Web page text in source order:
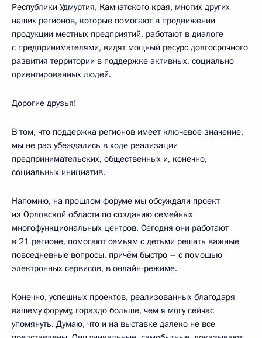
Республики Удмуртия, Камчатского края, многих других
наших регионов, которые помогают в продвижении
продукции местных предприятий, работают в диалоге
с предпринимателями, видят мощный ресурс долгосрочного
развития территории в поддержке активных, социально
ориентированных людей.
Дорогие друзья!
В том, что поддержка регионов имеет ключевое значение,
мы не раз убеждались в ходе реализации
предпринимательских, общественных и, конечно,
социальных инициатив.
Напомню, на прошлом форуме мы обсуждали проект
из Орловской области по созданию семейных
многофункциональных центров. Сегодня они работают
в 21 регионе, помогают семьям с детьми решать важные
повседневные вопросы, причём быстро – с помощью
электронных сервисов, в онлайн-режиме.
Конечно, успешных проектов, реализованных благодаря
вашему форуму, гораздо больше, чем я могу сейчас
упомянуть. Думаю, что и на выставке далеко не все